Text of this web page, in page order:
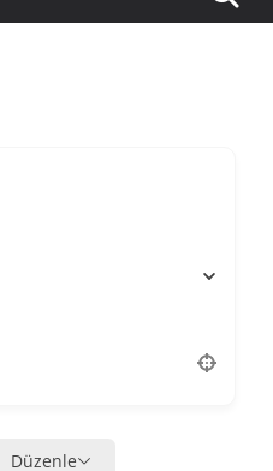
Düzenle